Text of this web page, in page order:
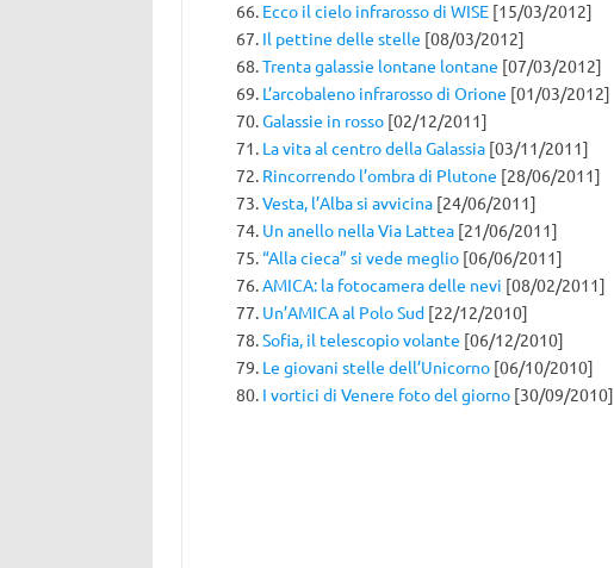
Ecco il cielo infrarosso di WISE[15/03/2012]
Il pettine delle stelle [08/03/2012]
Trenta galassie lontane lontane [07/03/2012]
L’arcobaleno infrarosso di Orione [01/03/2012]
Galassie in rosso[02/12/2011]
La vita al centro della Galassia[03/11/2011]
Rincorrendo l’ombra di Plutone [28/06/2011]
Vesta, l’Alba si avvicina[24/06/2011]
Un anello nella Via Lattea[21/06/2011]
“Alla cieca” si vede meglio[06/06/2011]
AMICA: la fotocamera delle nevi [08/02/2011]
Un’AMICA al Polo Sud[22/12/2010]
Sofia, il telescopio volante [06/12/2010]
Le giovani stelle dell’Unicorno[06/10/2010]
I vortici di Venere foto del giorno[30/09/2010]